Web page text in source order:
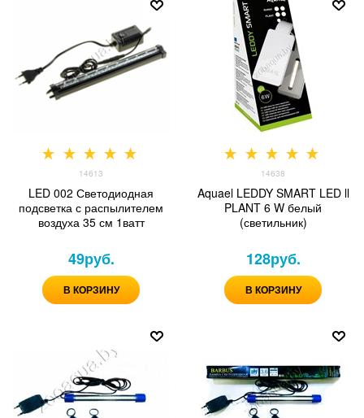
14613
LED 002 Светодиодная
подсветка с распылителем
воздуха 35 см 1ватт
49руб.
В КОРЗИНУ
14638
Aquael LEDDY SMART LED ll
PLANT 6 W белый
(светильник)
128руб.
В КОРЗИНУ